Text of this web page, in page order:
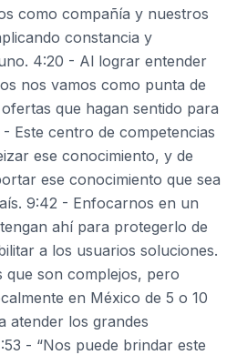
como compañía y nuestros
constancia y
4:20 - Al lograr entender
nos vamos como punta de
que hagan sentido para
Este centro de competencias
ese conocimiento, y de
ese conocimiento que sea
9:42 - Enfocarnos en un
ahí para protegerlo de
a los usuarios soluciones.
que son complejos, pero
en México de 5 o 10
atender los grandes
- “Nos puede brindar este